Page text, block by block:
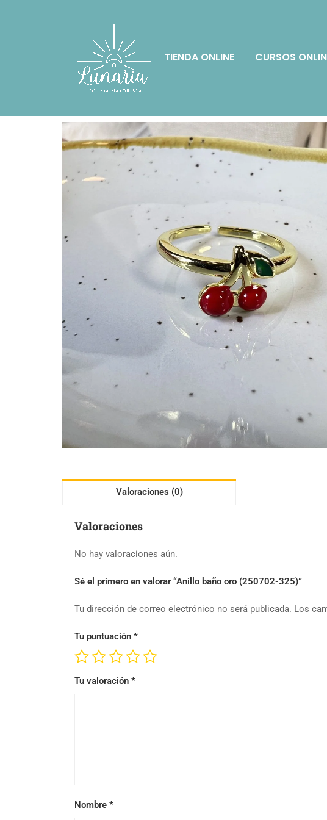
TIENDA ONLINE CURSOS
Valoraciones (0)
Valoraciones
No hay valoraciones aún.
Sé el primero en valorar “Anillo baño oro (250702-325)”
Tu dirección de correo electrónico no será publicada. Los
Tu puntuación *
Tu valoración *
Nombre *